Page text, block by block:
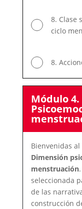
8. Clase
ciclo
8.
Módulo
Bienvenidas
Dimensión
menstruación
seleccionada
de las
construcción